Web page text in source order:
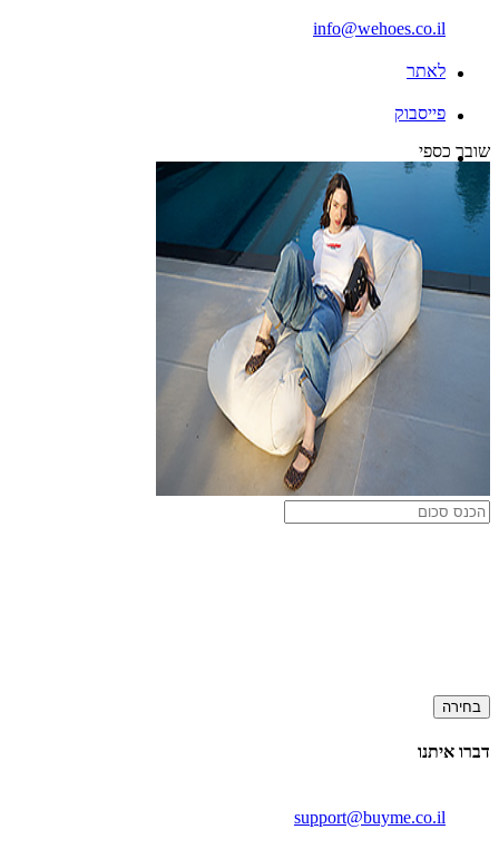
info@wehoes.co.il
לאתר
פייסבוק
שובר כספי
בחירה
דברו איתנו
support@buyme.co.il